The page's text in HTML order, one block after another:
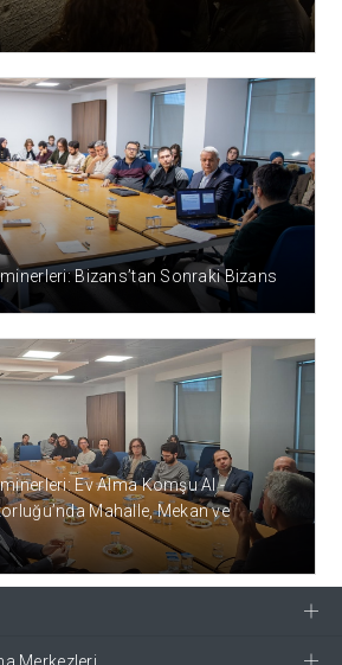
Bizans’tan Sonraki Bizans
Ev Alma Komşu Al -
Mahalle, Mekan ve
Merkezleri